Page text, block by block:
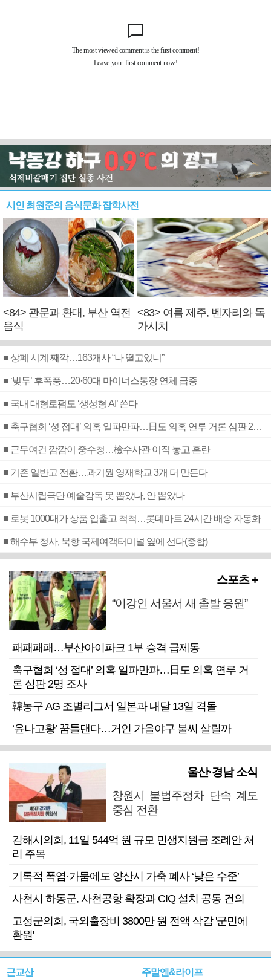
시인 최원준의 음식문화 잡학사전
<84> 관문과 환대, 부산 역전
음식
<83> 여름 제주, 벤자리와 독
가시치
■ 상폐 시계 째깍…163개사 “나 떨고있니”
■ ‘빚투’ 후폭풍…20·60대 마이너스통장 연체 급증
■ 국내 대형로펌도 ‘생성형 AI’ 쓴다
■ 축구협회 ‘성 접대’ 의혹 일파만파…日도 의혹 연루 거론 심판 2명 조사
■ 근무여건 깜깜이 중수청…檢수사관 이직 놓고 혼란
■ 기존 일반고 전환…과기원 영재학교 3개 더 만든다
■ 부산시립극단 예술감독 못 뽑았나, 안 뽑았나
■ 로봇 1000대가 상품 입출고 척척…롯데마트 24시간 배송 자동화
■ 해수부 청사, 북항 국제여객터미널 옆에 선다(종합)
스포츠 +
“이강인 서울서 새 출발 응원”
패패패패…부산아이파크 1부 승격 급제동
축구협회 ‘성 접대’ 의혹 일파만파…日도 의혹 연루 거
론 심판 2명 조사
韓농구 AG 조별리그서 일본과 내달 13일 격돌
‘윤나고황’ 꿈틀댄다…거인 가을야구 불씨 살릴까
울산·경남 소식
창원시 불법주정차 단속 계도
중심 전환
김해시의회, 11일 544억 원 규모 민생지원금 조례안 처
리 주목
기록적 폭염·가뭄에도 양산시 가축 폐사 ‘낮은 수준’
사천시 하동군, 사천공항 확장과 CIQ 설치 공동 건의
고성군의회, 국외출장비 3800만 원 전액 삭감 '군민에
환원'
근교산 주말엔&라이프